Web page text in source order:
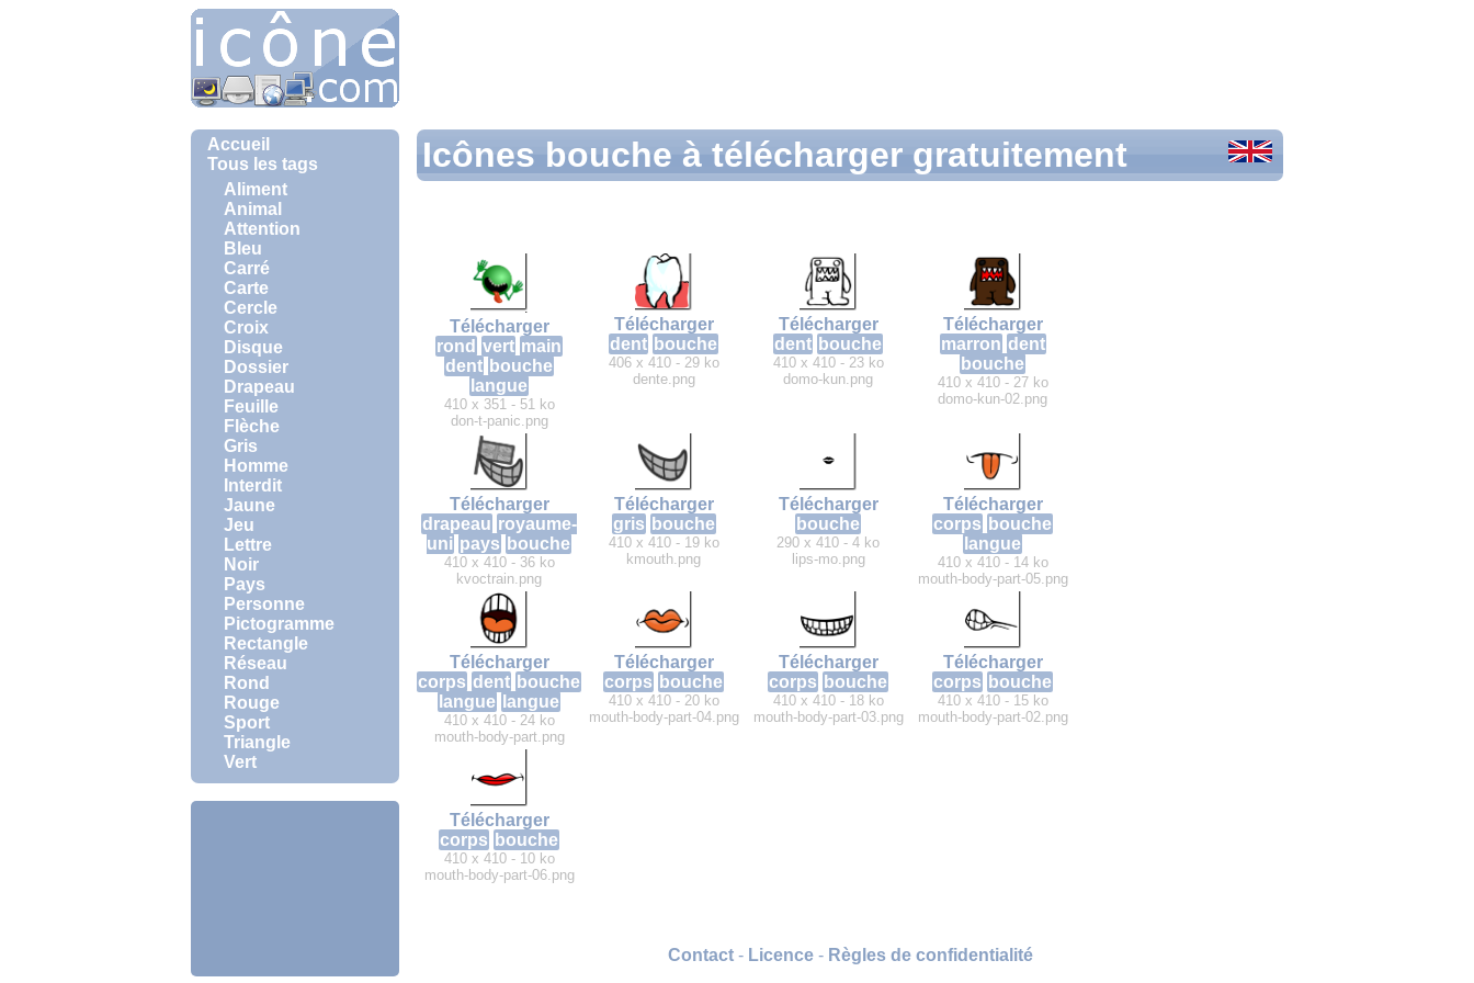
Accueil
Tous les tags
Aliment
Animal
Attention
Bleu
Carré
Carte
Cercle
Croix
Disque
Dossier
Drapeau
Feuille
Flèche
Gris
Homme
Interdit
Jaune
Jeu
Lettre
Noir
Pays
Personne
Pictogramme
Rectangle
Réseau
Rond
Rouge
Sport
Triangle
Vert
Icônes bouche à télécharger gratuitement
Télécharger
rond vert main
dent bouche
langue
410 x 351 - 51 ko
don-t-panic.png
Télécharger
dent bouche
406 x 410 - 29 ko
dente.png
Télécharger
dent bouche
410 x 410 - 23 ko
domo-kun.png
Télécharger
marron dent
bouche
410 x 410 - 27 ko
domo-kun-02.png
Télécharger
drapeau royaume-
uni pays bouche
410 x 410 - 36 ko
kvoctrain.png
Télécharger
gris bouche
410 x 410 - 19 ko
kmouth.png
Télécharger
bouche
290 x 410 - 4 ko
lips-mo.png
Télécharger
corps bouche
langue
410 x 410 - 14 ko
mouth-body-part-05.png
Télécharger
corps dent bouche
langue langue
410 x 410 - 24 ko
mouth-body-part.png
Télécharger
corps bouche
410 x 410 - 20 ko
mouth-body-part-04.png
Télécharger
corps bouche
410 x 410 - 18 ko
mouth-body-part-03.png
Télécharger
corps bouche
410 x 410 - 15 ko
mouth-body-part-02.png
Télécharger
corps bouche
410 x 410 - 10 ko
mouth-body-part-06.png
Contact- Licence- Règles de confidentialité